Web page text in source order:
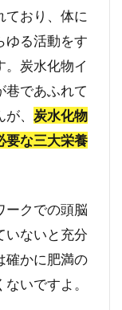
ており、体に
ゆる活動をす
。炭水化物イ
巷であふれて
、 炭水化物
要な三大栄養
ークでの頭脳
いないと充分
確かに肥満の
いですよ。